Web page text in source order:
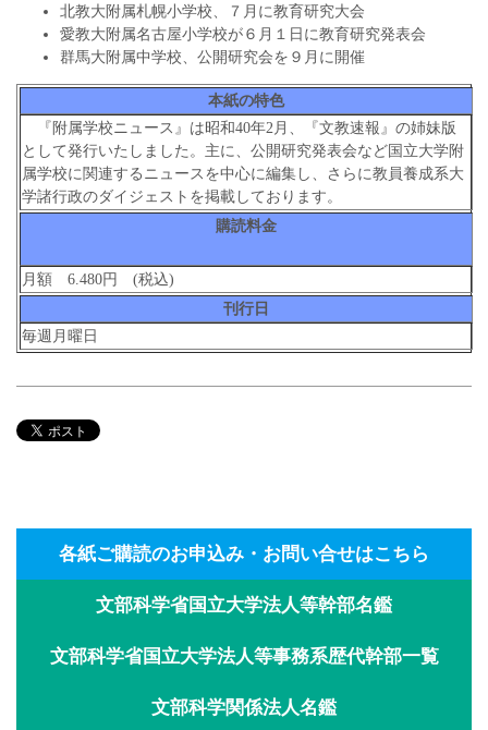
北教大附属札幌小学校、７月に教育研究大会
愛教大附属名古屋小学校が６月１日に教育研究発表会
群馬大附属中学校、公開研究会を９月に開催
本紙の特色
『附属学校ニュース』は昭和40年2月、『文教速報』の姉妹版
として発行いたしました。主に、公開研究発表会など国立大学附
属学校に関連するニュースを中心に編集し、さらに教員養成系大
学諸行政のダイジェストを掲載しております。
購読料金
月額 6.480円 (税込)
刊行日
毎週月曜日
各紙ご購読のお申込み・お問い合せはこちら
文部科学省国立大学法人等幹部名鑑
文部科学省国立大学法人等事務系歴代幹部一覧
文部科学関係法人名鑑